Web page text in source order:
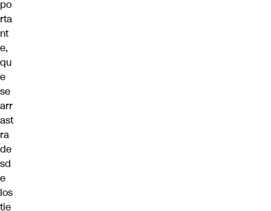
po
rta
nt
e,
qu
e
se
arr
ast
ra
de
sd
e
los
tie